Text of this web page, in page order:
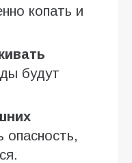
копать и
будут